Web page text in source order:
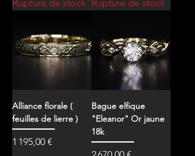
Rupture de stock Rupture de stock
Alliance florale (
feuilles de lierre )
Prix
1 195,00 €
Bague elfique
"Eleanor" Or jaune
18k